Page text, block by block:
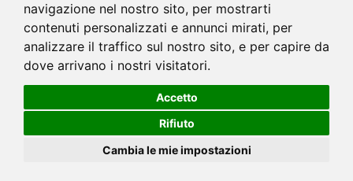
navigazione nel nostro sito, per mostrarti
contenuti personalizzati e annunci mirati, per
analizzare il traffico sul nostro sito, e per capire da
dove arrivano i nostri visitatori.
Accetto
Rifiuto
Cambia le mie impostazioni